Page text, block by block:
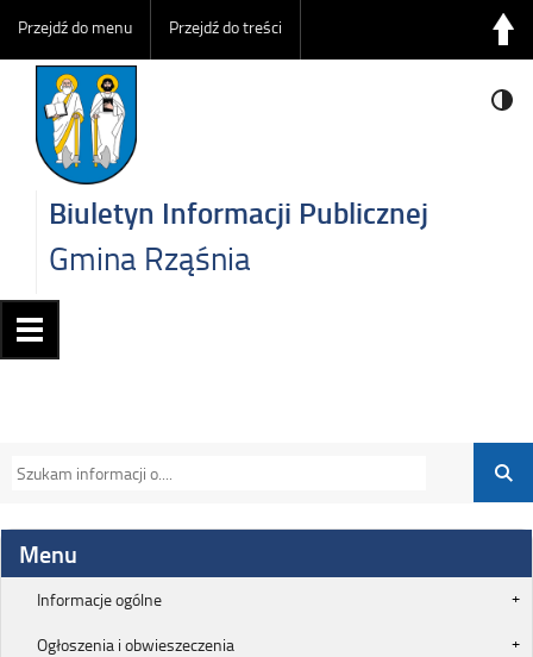
Przejdź do menu Przejdź do treści
Biuletyn Informacji Publicznej
Gmina Rząśnia
Menu
Informacje ogólne
Ogłoszenia i obwieszeczenia